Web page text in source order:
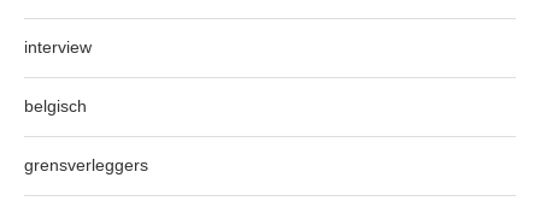
interview
belgisch
grensverleggers